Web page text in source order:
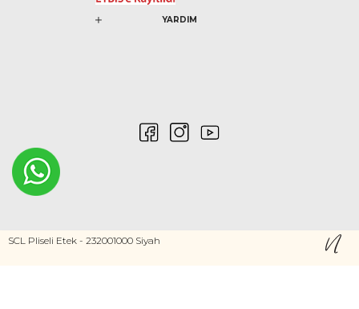
YARDIM
SCL Pliseli Etek - 232001000 Siyah